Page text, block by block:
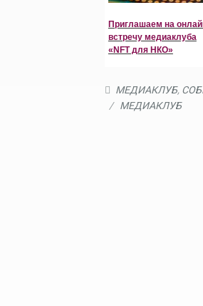
Приглашаем на
встречу медиаклуба
«NFT для НКО»
МЕДИАКЛУБ,
/ МЕДИАКЛУБ